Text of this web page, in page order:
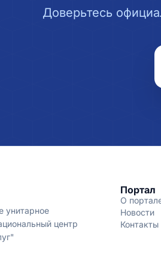
Доверьтесь
унитарное
центр
Портал
О
Новости
Контакты